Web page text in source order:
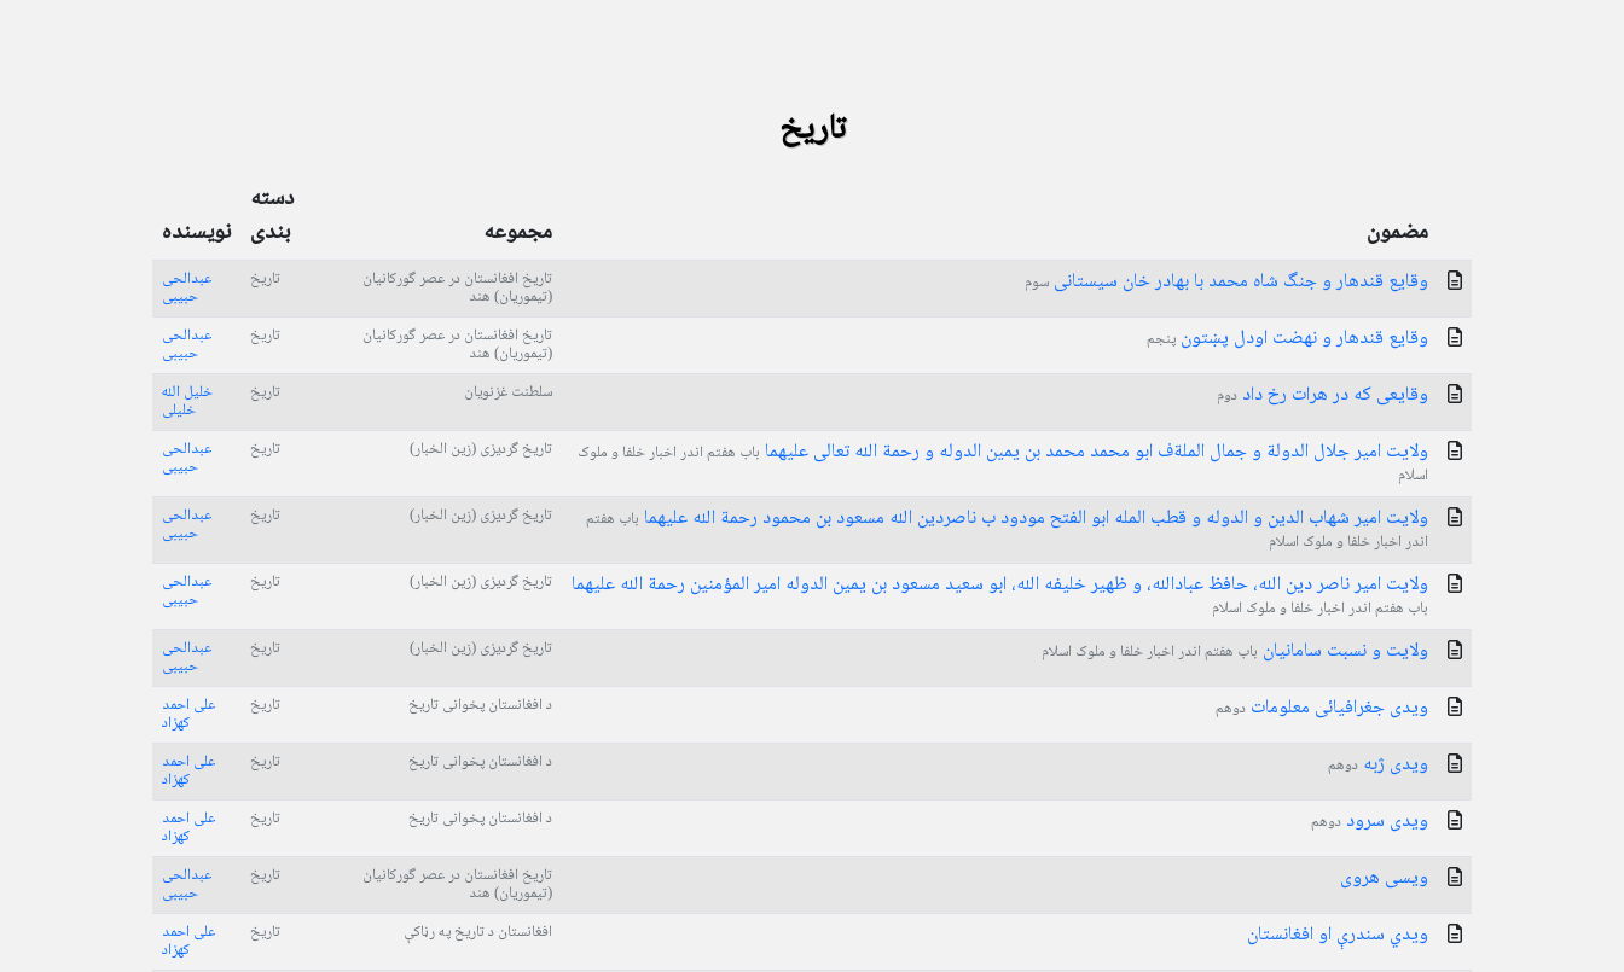
تاریخ
مضمون مجموعه
دسته
بندی نویسنده
وقایع قندهار و جنگ شاه محمد با بهادر خان سیستانی سوم تاریخ افغانستان در عصر گورکانیان
(تیموریان) هند
تاریخ عبدالحی
حبیبی
وقایع قندهار و نهضت اودل پښتون پنجم تاریخ افغانستان در عصر گورکانیان
(تیموریان) هند
تاریخ عبدالحی
حبیبی
وقایعی که در هرات رخ داد دوم سلطنت غزنویان تاریخ خلیل الله
خلیلی
ولایت امیر جلال الدولة و جمال الملةف ابو محمد محمد بن یمین الدوله و رحمة الله تعالی علیهما باب هفتم اندر اخبار خلفا و ملوک
اسلام
تاریخ گردیزی (زین الخبار) تاریخ عبدالحی
حبیبی
ولایت امیر شهاب الدین و الدوله و قطب المله ابو الفتح مودود ب ناصردین الله مسعود بن محمود رحمة الله علیهما باب هفتم
اندر اخبار خلفا و ملوک اسلام
تاریخ گردیزی (زین الخبار) تاریخ عبدالحی
حبیبی
ولایت امیر ناصر دین الله، حافظ عبادالله، و ظهیر خلیفه الله، ابو سعید مسعود بن یمین الدوله امیر المؤمنین رحمة الله علیهما
باب هفتم اندر اخبار خلفا و ملوک اسلام
تاریخ گردیزی (زین الخبار) تاریخ عبدالحی
حبیبی
ولایت و نسبت سامانیان باب هفتم اندر اخبار خلفا و ملوک اسلام تاریخ گردیزی (زین الخبار) تاریخ عبدالحی
حبیبی
ویدی جغرافیائی معلومات دوهم د افغانستان پخوانی تاریخ تاریخ علی احمد
کهزاد
ویدی ژبه دوهم د افغانستان پخوانی تاریخ تاریخ علی احمد
کهزاد
ویدی سرود دوهم د افغانستان پخوانی تاریخ تاریخ علی احمد
کهزاد
ویسی هروی تاریخ افغانستان در عصر گورکانیان
(تیموریان) هند
تاریخ عبدالحی
حبیبی
ويدي سندرې او افغانستان افغانستان د تاریخ په رڼاکې تاریخ علی احمد
کهزاد